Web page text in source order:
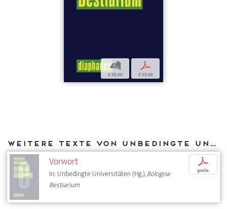
b
€ 25,00
p
€ 25,00
Weitere Texte von Unbedingte Universitäten bei DIAPHANES
Vorwort
In: Unbedingte Universitäten (Hg.),Bologna-
Bestiarium
p
gratis